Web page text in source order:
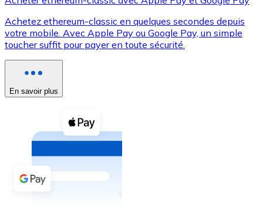
XRP
XRP
Voir toutes
Coupons crypto
Achetez des cryptomonnaies en espèces et d'autres
Acheter avec espèces
Virement SEPA
Achetez ethereum-classic en quelques secondes depuis
votre mobile. Avec Apple Pay ou Google Pay, un simple
toucher suffit pour payer en toute sécurité.
En savoir plus